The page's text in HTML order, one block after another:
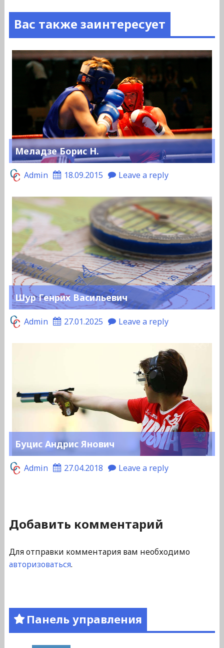
Вас также заинтересует
Меладзе Борис Н.
Admin 18.09.2015 Leave a reply
Шур Генрих Васильевич
Admin 27.01.2025 Leave a reply
Буцис Андрис Янович
Admin 27.04.2018 Leave a reply
Добавить комментарий
Для отправки комментария вам необходимо
авторизоваться.
Панель управления